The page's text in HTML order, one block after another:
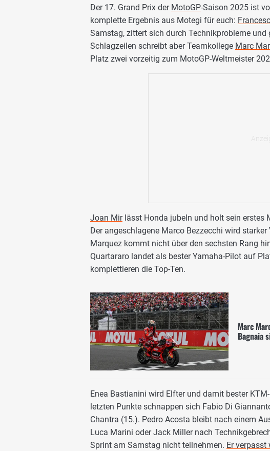
Der 17. Grand Prix der MotoGP-Saison 2025 ist
komplette Ergebnis aus Motegi für euch:
Samstag, zittert sich durch Technikprobleme und
Schlagzeilen schreibt aber Teamkollege Marc
Platz zwei vorzeitig zum MotoGP-Weltmeister
Joan Mirlässt Honda jubeln und holt sein erstes
Der angeschlagene Marco Bezzecchi wird
Marquez kommt nicht über den sechsten Rang
Quartararo landet als bester Yamaha-Pilot auf
komplettieren die Top-Ten.
Marc
Bagnaia
Enea Bastianini wird Elfter und damit bester
letzten Punkte schnappen sich Fabio Di
Chantra (15.). Pedro Acosta bleibt nach einem
Luca Marini oder Jack Miller nach
Sprint am Samstag nicht teilnehmen. Er verpasst